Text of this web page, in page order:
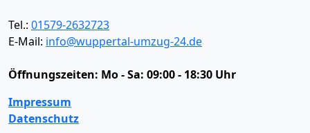
Tel.: 01579-2632723
E-Mail: info@wuppertal-umzug-24.de
Öffnungszeiten: Mo - Sa: 09:00 - 18:30 Uhr
Impressum
Datenschutz